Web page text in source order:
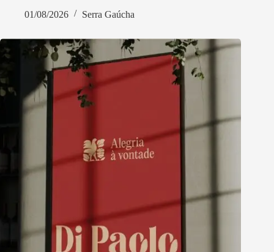
01/08/2026
Serra Gaúcha